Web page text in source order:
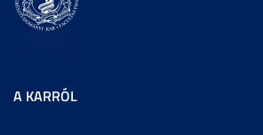
A KARRÓL